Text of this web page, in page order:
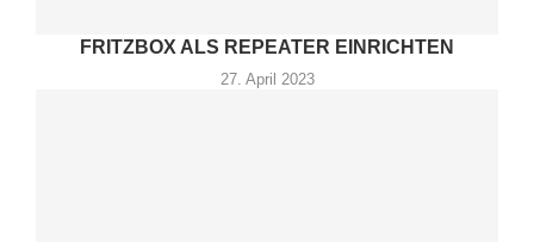
FRITZBOX ALS REPEATER EINRICHTEN
27. April 2023